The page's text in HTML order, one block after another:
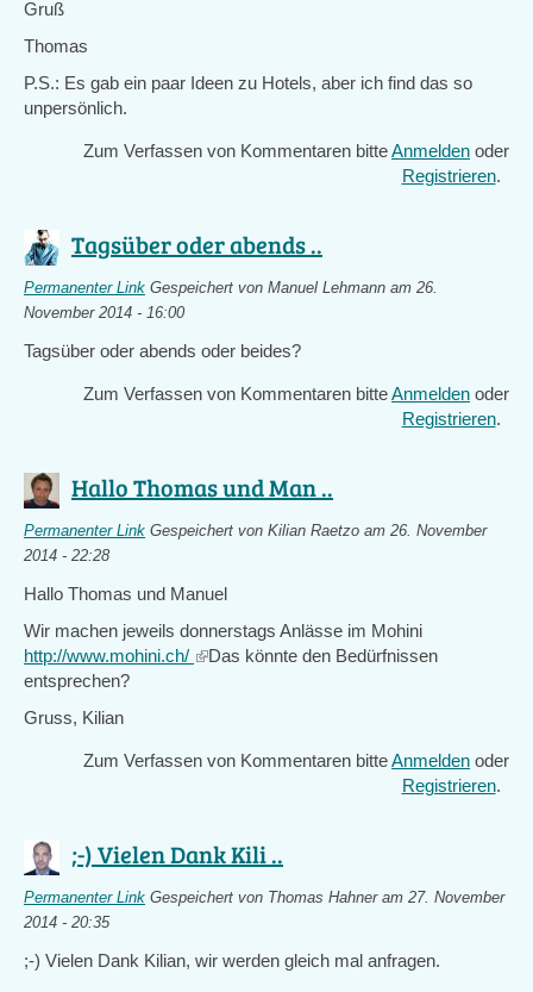
Gruß
Thomas
P.S.: Es gab ein paar Ideen zu Hotels, aber ich find das so
unpersönlich.
Zum Verfassen von Kommentaren bitteAnmelden oder
Registrieren.
Tagsüber oder abends ..
Permanenter Link Gespeichert von Manuel Lehmann am 26.
November 2014 - 16:00
Tagsüber oder abends oder beides?
Zum Verfassen von Kommentaren bitteAnmelden oder
Registrieren.
Hallo Thomas und Man ..
Permanenter Link Gespeichert von Kilian Raetzo am 26. November
2014 - 22:28
Hallo Thomas und Manuel
Wir machen jeweils donnerstags Anlässe im Mohini
http://www.mohini.ch/ (linkDas könnte den Bedürfnissen
entsprechen?
Gruss, Kilian
Zum Verfassen von Kommentaren bitteAnmelden oder
Registrieren.
;-) Vielen Dank Kili ..
Permanenter Link Gespeichert von Thomas Hahneram 27. November
2014 - 20:35
;-) Vielen Dank Kilian, wir werden gleich mal anfragen.